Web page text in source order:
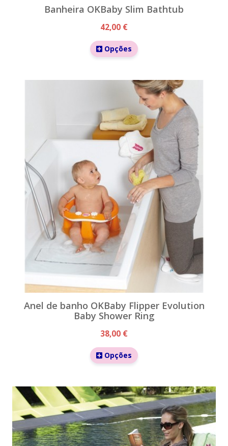
Banheira OKBaby Slim Bathtub
42,00 €
Opções
Anel de banho OKBaby Flipper Evolution
Baby Shower Ring
38,00 €
Opções